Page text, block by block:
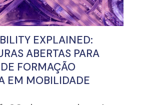
EXPLAINED:
ABERTAS PARA
FORMAÇÃO
EM MOBILIDADE